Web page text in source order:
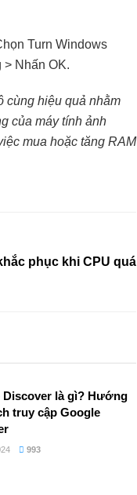
Turn Windows
> Nhấn OK.
cùng hiệu quả nhằm
của máy tính ảnh
mua hoặc tăng RAM
phục khi CPU quá
Discover là gì? Hướng
truy cập Google
993